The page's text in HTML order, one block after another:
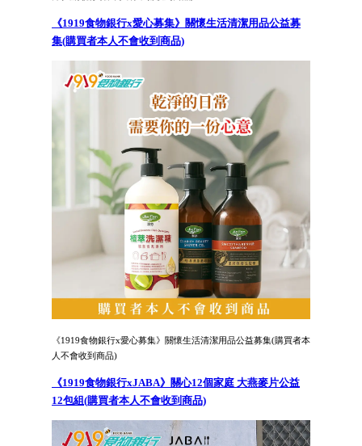
《1919食物銀行x愛心募集》關懷生活清潔用品公益募
集(購買者本人不會收到商品)
《1919食物銀行x愛心募集》關懷生活清潔用品公益募集(購買者本
人不會收到商品)
《1919食物銀行xJABA》關心12個家庭 大燕麥片公益
12包組(購買者本人不會收到商品)